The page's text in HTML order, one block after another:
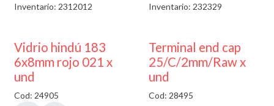
Inventario: 2312012 Inventario: 232329
40% DESCUENTO
Vidrio hindú 183
6x8mm rojo 021 x
und
Cod: 24905
Terminal end cap
25/C/2mm/Raw x
und
Cod: 28495